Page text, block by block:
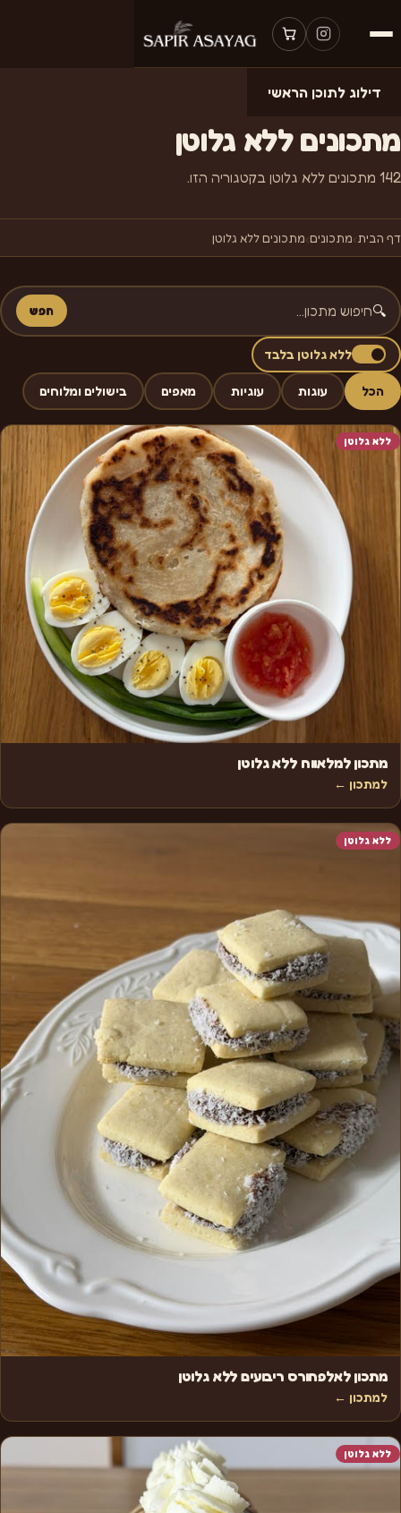
דילוג לתוכן הראשי
מהמטבח של ספיר
מתכונים ללא גלוטן
142 מתכונים ללא גלוטן בקטגוריה הזו.
דף הבית›מתכונים›מתכונים ללא גלוטן
🔍 חפש
ללא גלוטן בלבד
הכל עוגות עוגיות מאפים בישולים ומלוחים
ללא גלוטן
מתכון למלאווח ללא גלוטן
למתכון ←
ללא גלוטן
מתכון לאלפחורס ריבועים ללא גלוטן
למתכון ←
ללא גלוטן